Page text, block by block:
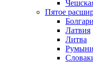
Пятое
Латвия
Литва